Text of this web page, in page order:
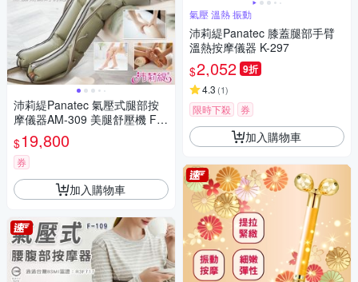
沛莉緹Panatec 氣壓式腿部按
摩儀器AM-309 美腿舒壓機 F-1
11(通過台灣BSMI認證)
$19,800
券
加入購物車
氣壓 溫熱 振動
沛莉緹Panatec 膝蓋腿部手臂
溫熱按摩儀器 K-297
$2,052 9折
4.3 (1)
限時下殺 券
加入購物車